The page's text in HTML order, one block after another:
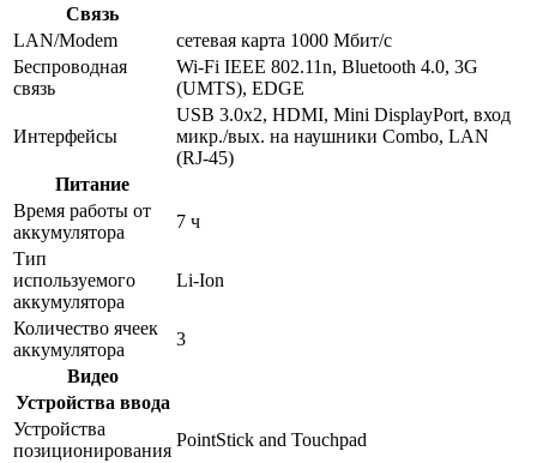
Связь
LAN/Modem
сетевая карта 1000 Мбит/c
Беспроводная
связь
Wi-Fi IEEE 802.11n, Bluetooth 4.0, 3G
(UMTS), EDGE
Интерфейсы
USB 3.0x2, HDMI, Mini DisplayPort, вход
микр./вых. на наушники Combo, LAN
(RJ-45)
Питание
Время работы от
аккумулятора
7 ч
Тип
используемого
аккумулятора
Li-Ion
Количество ячеек
аккумулятора
3
Видео
Устройства ввода
Устройства
позиционирования
PointStick and Touchpad